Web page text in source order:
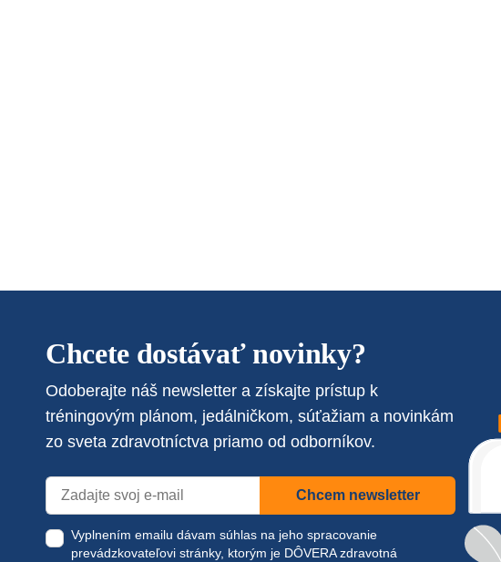
Chcete dostávať novinky?
Odoberajte náš newsletter a získajte prístup k
tréningovým plánom, jedálničkom, súťažiam a novinkám
zo sveta zdravotníctva priamo od odborníkov.
Chcem newsletter
Vyplnením emailu dávam súhlas na jeho spracovanie
prevádzkovateľovi stránky, ktorým je DÔVERA zdravotná